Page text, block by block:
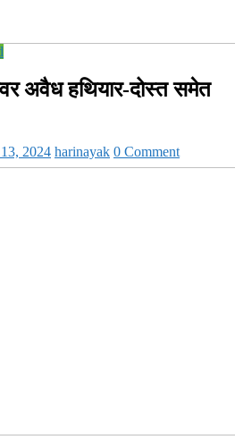
अवैध हथियार-दोस्त समेत
2024 harinayak 0 Comment